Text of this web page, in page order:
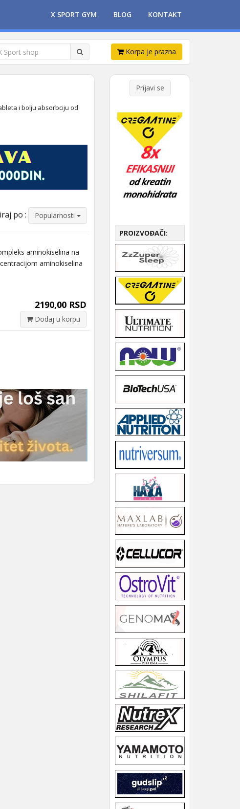
X SPORT GYM BLOG KONTAKT
Korpa je prazna
i bolju absorbciju od
po : Popularnosti
aminokiselina na
aminokiselina
2190,00 RSD
Dodaj u korpu
Prijavi se
PROIZVOĐAČI: